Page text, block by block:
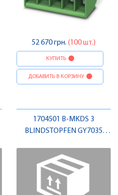
52 670 грн. (100 шт.)
КУПИТЬ
ДОБАВИТЬ В КОРЗИНУ
1704501 B-MKDS 3
BLINDSTOPFEN GY7035
монтажу , Pheonix Contact